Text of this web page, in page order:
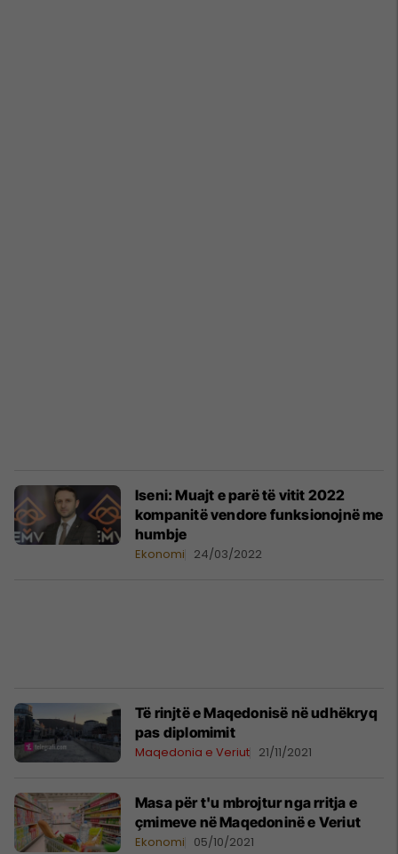
Iseni: Muajt e parë të vitit 2022
kompanitë vendore funksionojnë me
humbje
Ekonomi 24/03/2022
Të rinjtë e Maqedonisë në udhëkryq
pas diplomimit
Maqedonia e Veriut 21/11/2021
Masa për t'u mbrojtur nga rritja e
çmimeve në Maqedoninë e Veriut
Ekonomi 05/10/2021